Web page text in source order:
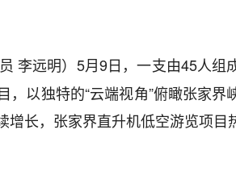
员 李远明）5月9日，一支由45人
，以独特的“云端视角”俯瞰张家
增长，张家界直升机低空游览项目